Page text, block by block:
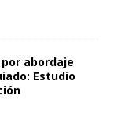
abordaje
Estudio